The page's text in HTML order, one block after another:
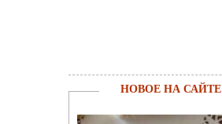
НОВОЕ НА САЙТЕ